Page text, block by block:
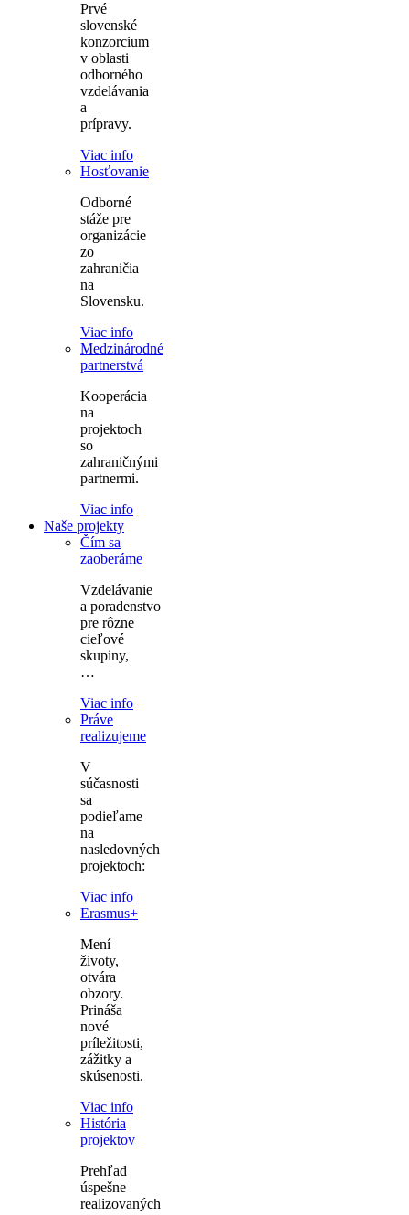
Prvé
slovenské
konzorcium
v oblasti
odborného
vzdelávania
a
prípravy.
Viac info
Hosťovanie
Odborné
stáže pre
organizácie
zo
zahraničia
na
Slovensku.
Viac info
Medzinárodné
partnerstvá
Kooperácia
na
projektoch
so
zahraničnými
partnermi.
Viac info
Naše projekty
Čím sa
zaoberáme
Vzdelávanie
a poradenstvo
pre rôzne
cieľové
skupiny,
…
Viac info
Práve
realizujeme
V
súčasnosti
sa
podieľame
na
nasledovných
projektoch:
Viac info
Erasmus+
Mení
životy,
otvára
obzory.
Prináša
nové
príležitosti,
zážitky a
skúsenosti.
Viac info
História
projektov
Prehľad
úspešne
realizovaných